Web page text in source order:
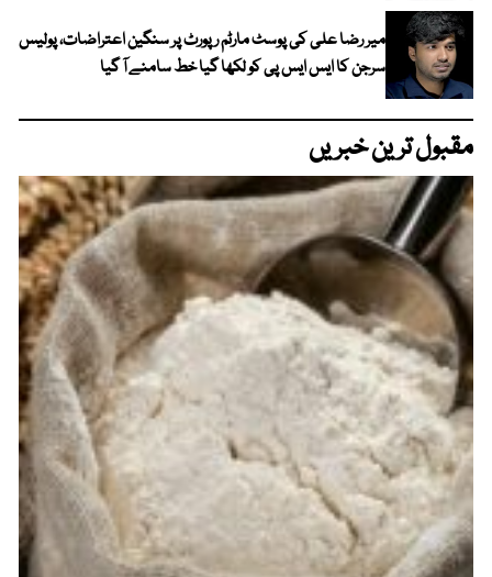
میر رضا علی کی پوسٹ مارٹم رپورٹ پر سنگین اعتراضات، پولیس
سرجن کا ایس ایس پی کو لکھا گیا خط سامنے آ گیا
مقبول ترین خبریں